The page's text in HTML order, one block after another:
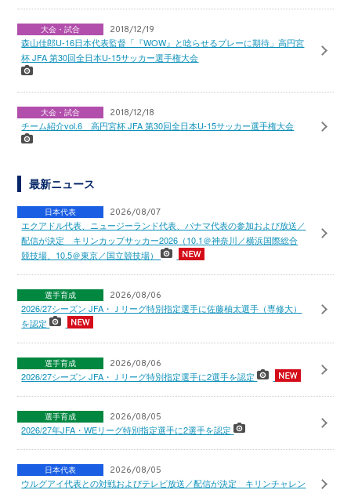
大会・試合 2018/12/19
森山佳郎U-16日本代表監督「『WOW』と唸らせるプレーに期待」高円宮
杯 JFA 第30回全日本U-15サッカー選手権大会
大会・試合 2018/12/18
チーム紹介vol.6 高円宮杯 JFA 第30回全日本U-15サッカー選手権大会
最新ニュース
日本代表 2026/08/07
エクアドル代表、ニュージーランド代表、パナマ代表の参加および放送／
配信が決定 キリンカップサッカー2026（10.1＠神奈川／横浜国際総合
競技場、10.5＠東京／国立競技場）
選手育成 2026/08/06
2026/27シーズン JFA・Ｊリーグ特別指定選手に佐藤柚太選手（専修大）
を認定
選手育成 2026/08/06
2026/27シーズン JFA・Ｊリーグ特別指定選手に2選手を認定
選手育成 2026/08/05
2026/27年JFA・WEリーグ特別指定選手に2選手を認定
日本代表 2026/08/05
ウルグアイ代表との対戦およびテレビ放送／配信が決定 キリンチャレン